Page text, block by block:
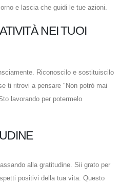
e lascia che guidi le tue azioni.
NEI TUOI
Riconoscilo e sostituiscilo
ti ritrovi a pensare "Non potrò mai
lavorando per potermelo
alla gratitudine. Sii grato per
positivi della tua vita. Questo